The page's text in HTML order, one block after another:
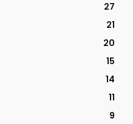
27
21
20
15
14
11
9